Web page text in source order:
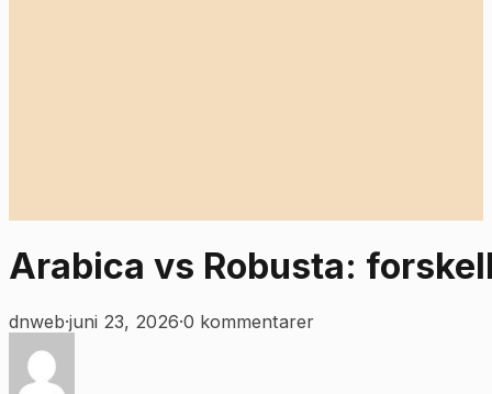
Arabica vs Robusta:
dnweb·juni 23, 2026·0 kommentarer